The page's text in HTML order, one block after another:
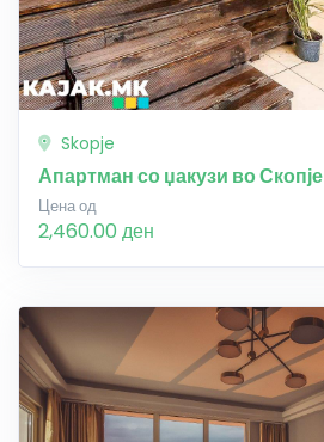
Skopje
Апартман со џакузи во Скопје
Цена од
2,460.00 ден